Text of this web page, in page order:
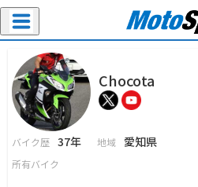
Chocota
バイク歴 37年 地域 愛知県
所有バイク